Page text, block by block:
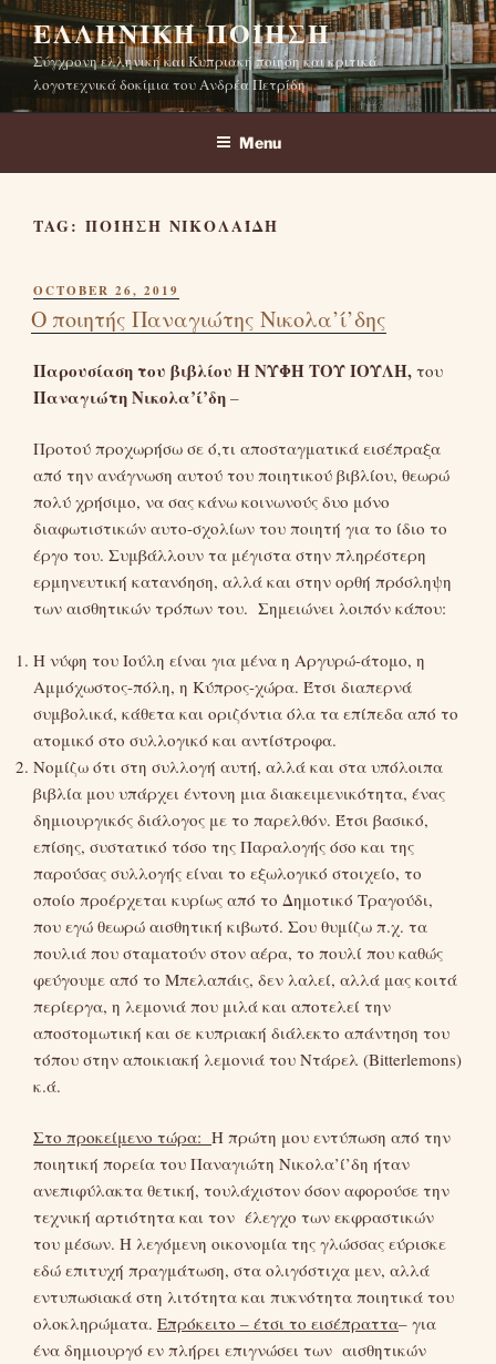
Skip
to
content
ΕΛΛΗΝΙΚΉ ΠΟΊΗΣΗ
Σύγχρονη ελληνική και Κυπριακή ποίηση και κριτικά
λογοτεχνικά δοκίμια του Ανδρέα Πετρίδη
Menu
TAG: ΠΟΊΗΣΗ ΝΙΚΟΛΑΊΔΗ
POSTED
ON
OCTOBER 26, 2019
Ο ποιητής Παναγιώτης Νικολα’ί’δης
Παρουσίαση του βιβλίου Η ΝΥΦΗ ΤΟΥ ΙΟΥΛΗ, του
Παναγιώτη Νικολα’ί’δη –
Προτού προχωρήσω σε ό,τι αποσταγματικά εισέπραξα
από την ανάγνωση αυτού του ποιητικού βιβλίου, θεωρώ
πολύ χρήσιμο, να σας κάνω κοινωνούς δυο μόνο
διαφωτιστικών αυτο-σχολίων του ποιητή για το ίδιο το
έργο του. Συμβάλλουν τα μέγιστα στην πληρέστερη
ερμηνευτική κατανόηση, αλλά και στην ορθή πρόσληψη
των αισθητικών τρόπων του. Σημειώνει λοιπόν κάπου:
Η νύφη του Ιούλη είναι για μένα η Αργυρώ-άτομο, η
Αμμόχωστος-πόλη, η Κύπρος-χώρα. Έτσι διαπερνά
συμβολικά, κάθετα και οριζόντια όλα τα επίπεδα από το
ατομικό στο συλλογικό και αντίστροφα.
Νομίζω ότι στη συλλογή αυτή, αλλά και στα υπόλοιπα
βιβλία μου υπάρχει έντονη μια διακειμενικότητα, ένας
δημιουργικός διάλογος με το παρελθόν. Έτσι βασικό,
επίσης, συστατικό τόσο της Παραλογής όσο και της
παρούσας συλλογής είναι το εξωλογικό στοιχείο, το
οποίο προέρχεται κυρίως από το Δημοτικό Τραγούδι,
που εγώ θεωρώ αισθητική κιβωτό. Σου θυμίζω π.χ. τα
πουλιά που σταματούν στον αέρα, το πουλί που καθώς
φεύγουμε από το Μπελαπάις, δεν λαλεί, αλλά μας κοιτά
περίεργα, η λεμονιά που μιλά και αποτελεί την
αποστομωτική και σε κυπριακή διάλεκτο απάντηση του
τόπου στην αποικιακή λεμονιά του Ντάρελ (Bitterlemons)
κ.ά.
Στο προκείμενο τώρα: Η πρώτη μου εντύπωση από την
ποιητική πορεία του Παναγιώτη Νικολα’ί’δη ήταν
ανεπιφύλακτα θετική, τουλάχιστον όσον αφορούσε την
τεχνική αρτιότητα και τον έλεγχο των εκφραστικών
του μέσων. Η λεγόμενη οικονομία της γλώσσας εύρισκε
εδώ επιτυχή πραγμάτωση, στα ολιγόστιχα μεν, αλλά
εντυπωσιακά στη λιτότητα και πυκνότητα ποιητικά του
ολοκληρώματα. Επρόκειτο – έτσι το εισέπραττα– για
ένα δημιουργό εν πλήρει επιγνώσει των αισθητικών